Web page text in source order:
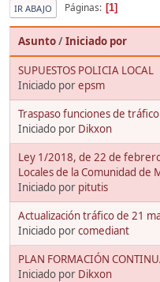
IR ABAJO Páginas 1
Asunto/Iniciado por
SUPUESTOS POLICIA LOCAL
Iniciado porepsm
Traspaso funciones de
Iniciado por Dikxon
Ley 1/2018, de 22 de
Locales de la Comunidad de
Iniciado por pitutis
Actualización tráfico de 21
Iniciado porcomediant
PLAN FORMACIÓN
Iniciado por Dikxon